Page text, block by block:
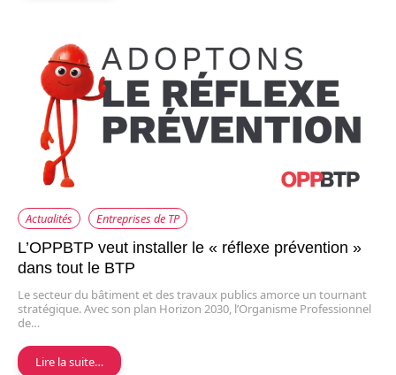
Actualités Entreprises de TP
L’OPPBTP veut installer le « réflexe prévention »
dans tout le BTP
Le secteur du bâtiment et des travaux publics amorce un tournant
stratégique. Avec son plan Horizon 2030, l’Organisme Professionnel
de…
Lire la suite…